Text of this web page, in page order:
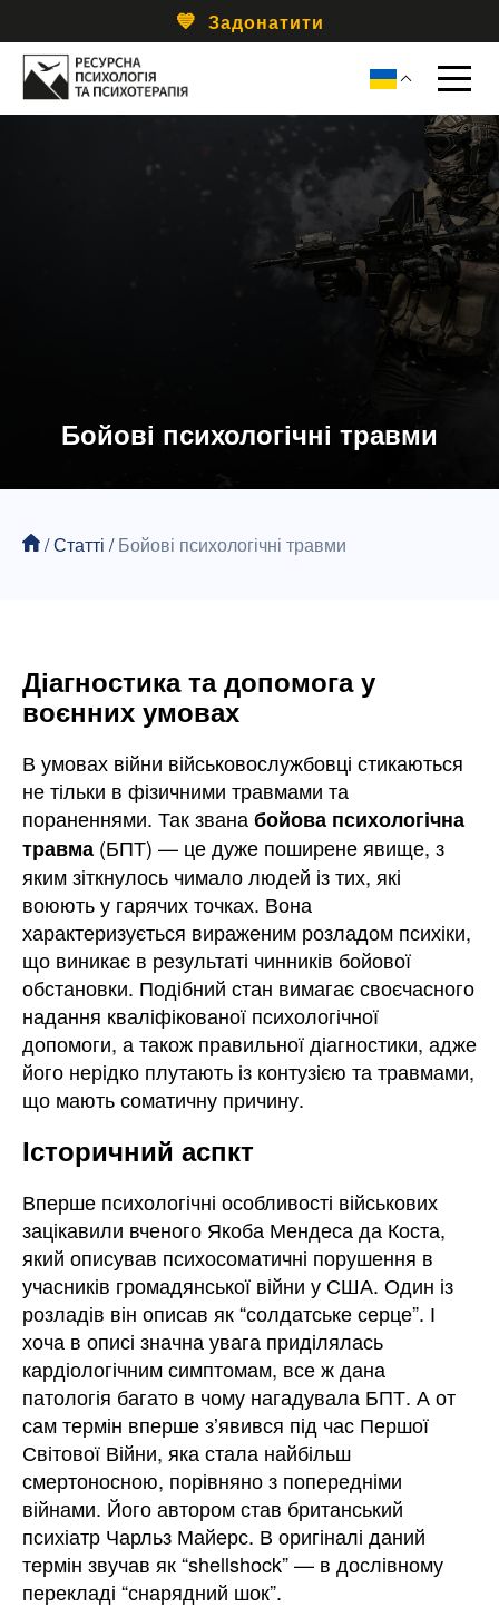
Задонатити
Бойові психологічні травми
/Статті /Бойові психологічні травми
Діагностика та допомога у
воєнних умовах
В умовах війни військовослужбовці стикаються
не тільки в фізичними травмами та
пораненнями. Так званабойова психологічна
травма (БПТ) — це дуже поширене явище, з
яким зіткнулось чимало людей із тих, які
воюють у гарячих точках. Вона
характеризується вираженим розладом психіки,
що виникає в результаті чинників бойової
обстановки. Подібний стан вимагає своєчасного
надання кваліфікованої психологічної
допомоги, а також правильної діагностики, адже
його нерідко плутають із контузією та травмами,
що мають соматичну причину.
Історичний аспкт
Вперше психологічні особливості військових
зацікавили вченого Якоба Мендеса да Коста,
який описував психосоматичні порушення в
учасників громадянської війни у США. Один із
розладів він описав як “солдатське серце”. І
хоча в описі значна увага приділялась
кардіологічним симптомам, все ж дана
патологія багато в чому нагадувала БПТ. А от
сам термін вперше зʼявився під час Першої
Світової Війни, яка стала найбільш
смертоносною, порівняно з попередніми
війнами. Його автором став британський
психіатр Чарльз Майерс. В оригіналі даний
термін звучав як “shellshock” — в дослівному
перекладі “снарядний шок”.